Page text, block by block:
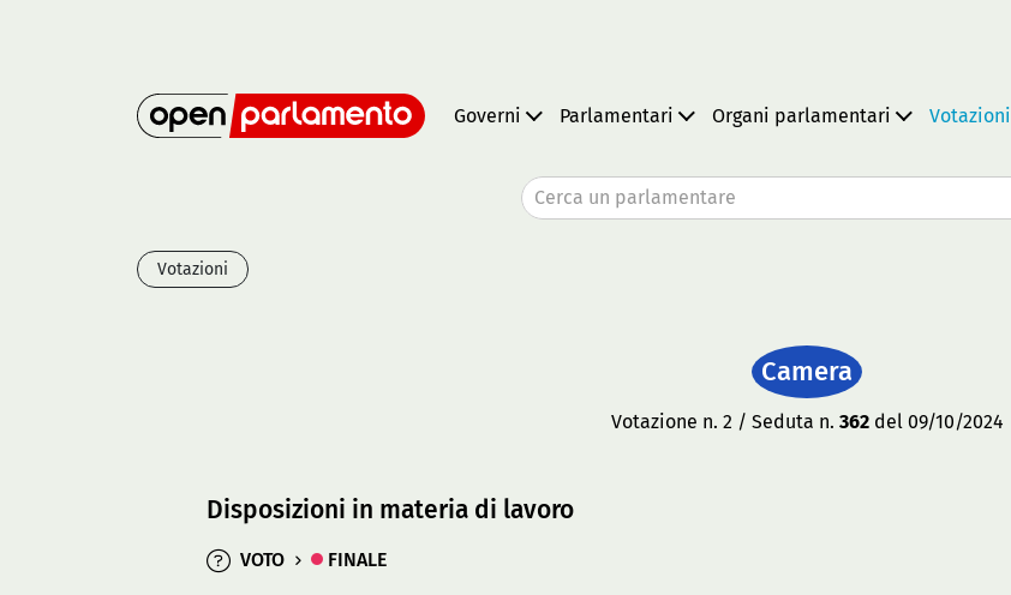
Governi Parlamentari Organi parlamentari Votazioni
Cerca un parlamentare
Votazioni
Camera
Votazione n. 2 / Seduta n. 362del 09/10/2024
Disposizioni in materia di lavoro
VOTO FINALE